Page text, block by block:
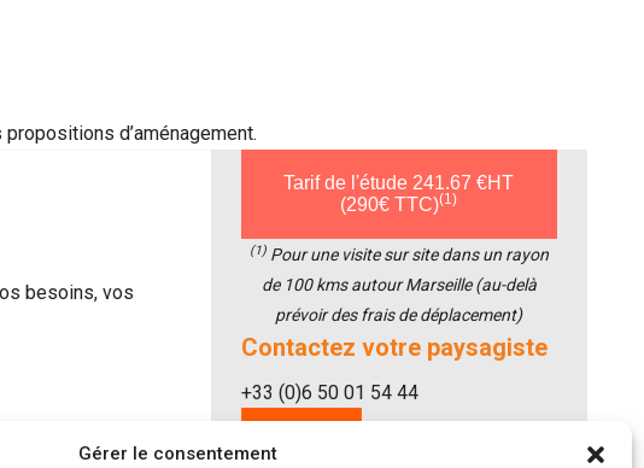
Gérer le consentement
d’aménagement.
besoins, vos
Tarif de l'étude 241.67 €HT
(290€ TTC)(1)
(1) Pour une visite sur site dans un rayon
de 100 kms autour Marseille (au-delà
prévoir des frais de déplacement)
Contactez votre paysagiste
+33 (0)6 50 01 54 44